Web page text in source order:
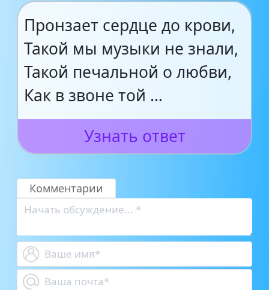
Пронзает сердце до крови,
Такой мы музыки не знали,
Такой печальной о любви,
Как в звоне той …
Узнать ответ
Комментарии